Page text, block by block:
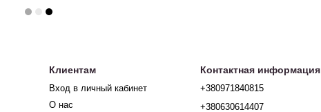
Клиентам
Вход в личный кабинет
О нас
Контактная информация
+380971840815
+380630614407